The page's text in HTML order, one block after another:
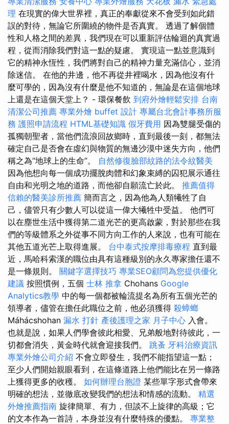
理 在現實的偉大世界裡，真正的奉獻從來不會受到如此錯
誤的對待，無論它所圍繞的物件是否真實。 透過了解個體
性和人格之間的差異，我們現在可以重新評估輪迴的真實過
程，從而消除我們對這一點的疑慮。 實現這一點並意識到
它的精神永恆性，我們將對自己的精神力量充滿信心，並消
除迷信。 在他的井邊，他不再從井裡喝水，因為他沒有什
麼可學的，因為沒有什麼是他不知道的，無論是在這個地球
上還是在這個天堂上？ - 環保餐飲 到府外燴輕鬆安排 台南
清潔公司推薦 專業外燴 buffet 設計 專屬台北會計事務所服
務 護照申請流程 HTML基礎知識 假牙費用 因為雙腿受傷的
孤獨朝聖者，當他們流浪回故鄉時，直到最後一刻，都無法
確定自己是否會在虛幻與物質的無邊沙漠中迷失方向，他們
稱之為“地球上的生命”。 自然修復臉部紋路的法令紋醫美
因為他想向每一個成功擺脫肉體和幻象束縛的囚犯展示通往
自由和光明之地的道路，而他卻自願流亡於此。 推薦值得
信賴的醫美診所推薦 簡而言之，因為他為人類犧牲了自
己，儘管只有少數人可以從這一偉大犧牲中受益。 他們可
以在塵世生活中獲得第二道光芒的更高啟蒙，對於那些在我
們的等級體系之外從事不同方向工作的人來說，也有可能在
其他五道光芒上取得進展。 台中泰式按摩排毒療程 直到最
近，馬哈科索漢的職位由具有這種級別的永久專家擔任還不
是一條規則。 關鍵字選擇技巧 專業SEO顧問為您提供優化
建議 按照慣例，五個 士林 推拿 Chohans Google
Analytics教學 中的每一個都被輪流提名為所有五個光芒的
領導者，儘管在擔任此職位之前，他必須獲得 殺蟑螂
Máhácshohan 漏水 打針 產後護理之家 月子中心 入會。
也就是說，如果人們學會彼此相愛、兄弟般地對待彼此，一
切都會消失，黃金時代就會迎接我們。 跳蚤 牙科治療資訊
專業外燴公司介紹 不會立即發生，我們不能指望這一點；
至少人們開始親眼看到，在這條道路上他們能比在另一條路
上獲得更多的收穫。 如何辦理台胞證 某些單字形式會帶來
明確的想法，並徹底改變我們的想法和情感的流動。 精選
外燴推薦指南 旋律簡單、有力，但談不上旋律的高級；它
的文本作為一首詩，本身並沒有什麼特殊的優點。 專業整